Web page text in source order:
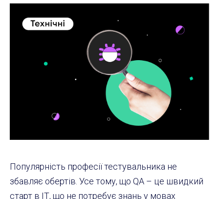
Популярність професії тестувальника не
збавляє обертів. Усе тому, що QA – це швидкий
старт в ІТ, що не потребує знань у мовах